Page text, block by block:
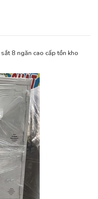
8 ngăn cao cấp tồn kho